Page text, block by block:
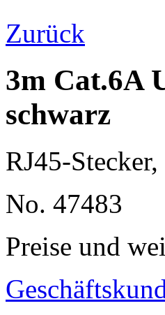
Zurück
3m Cat.6A
schwarz
RJ45-
No. 47483
Preise und